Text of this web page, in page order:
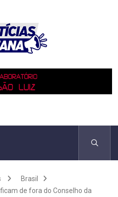
Brasil
de fora do Conselho da